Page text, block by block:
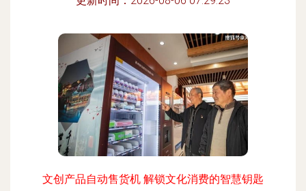
文创产品自动售货机 解锁文化消费的智慧钥匙